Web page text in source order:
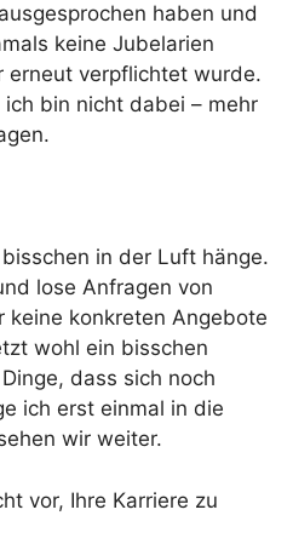
haben und
keine Jubelarien
erneut verpflichtet wurde.
bin nicht dabei – mehr
in der Luft hänge.
lose Anfragen von
keine konkreten Angebote
wohl ein bisschen
dass sich noch
ich erst einmal in die
wir weiter.
vor, Ihre Karriere zu